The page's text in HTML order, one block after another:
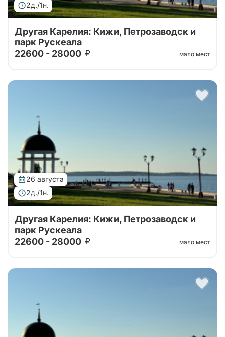
2д./1н.
Тур от наших проверенных партнеров. Автобусный
тур 2 дня: крепость Корела, водопады Ахвенкоски ,
Рускеала, Кижи и ферма
Другая Карелия: Кижи, Петрозаводск и
парк Рускеала
22600 - 28000
мало мест
26 августа
2д./1н.
Тур от наших проверенных партнеров. Автобусный
тур 2 дня: крепость Корела, водопады Ахвенкоски ,
Рускеала, Кижи и ферма
Другая Карелия: Кижи, Петрозаводск и
парк Рускеала
22600 - 28000
мало мест